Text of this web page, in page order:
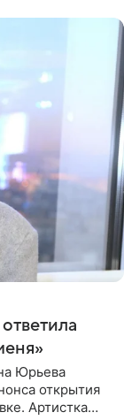
Юрьева
открытия
Артистка